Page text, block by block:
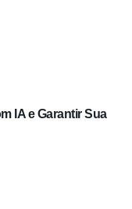
IA e Garantir Sua